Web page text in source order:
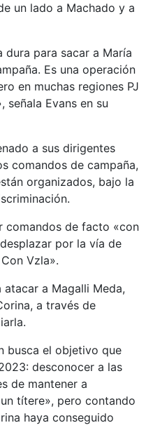
un lado a Machado y a
para sacar a María
Es una operación
en muchas regiones PJ
señala Evans en su
a sus dirigentes
comandos de campaña,
organizados, bajo la
comandos de facto «con
por la vía de
Vzla».
a Magalli Meda,
a través de
busca el objetivo que
desconocer a las
de mantener a
títere», pero contando
haya conseguido